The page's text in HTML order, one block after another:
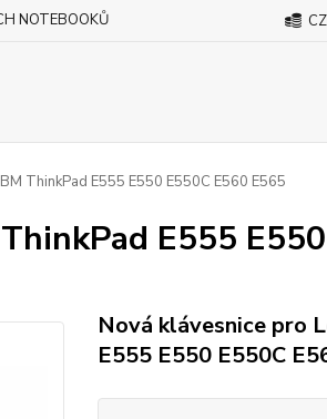
NOTEBOOKŮ
ThinkPad E555 E550 E550C E560 E565
E555
Nová klávesnice pro
E555 E550 E550C